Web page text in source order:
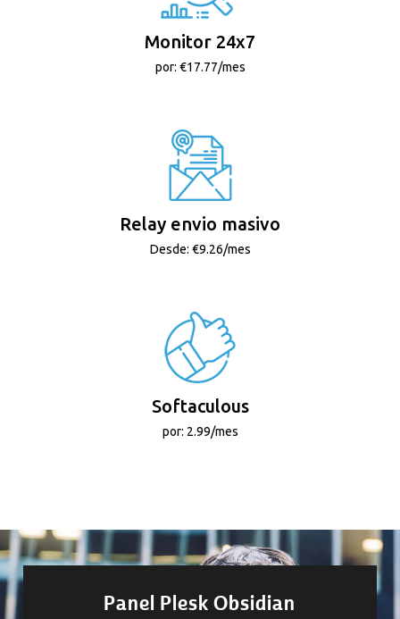
Monitor 24x7
por: €17.77/mes
Relay envio masivo
Desde: €9.26/mes
Softaculous
por: 2.99/mes
Panel Plesk Obsidian